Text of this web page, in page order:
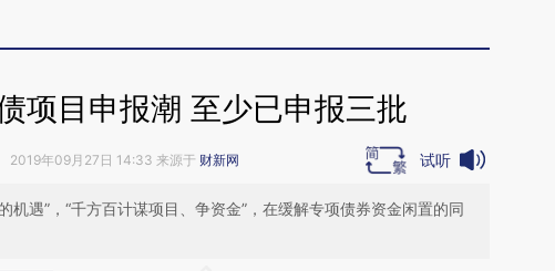
项目申报潮 至少已申报三批
2019年09月27日 14:33 来源于 财新网 试听
机遇”，“千方百计谋项目、争资金”，在缓解专项债券资金闲置的同